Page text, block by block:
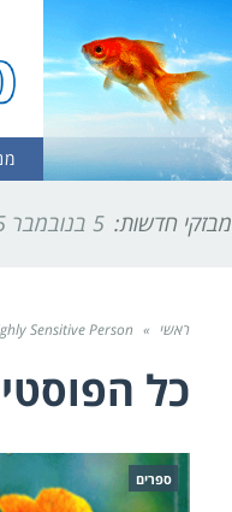
מבזקי חדשות: 5 בנובמבר 2025
ראשי »
Sensitive Person
כל
ספרים